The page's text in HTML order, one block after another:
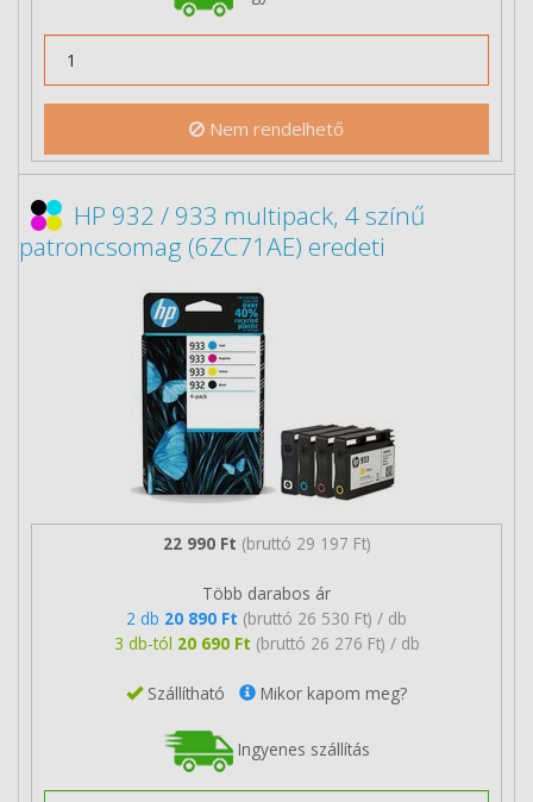
Nem rendelhető
HP 932 / 933 multipack, 4 színű
patroncsomag (6ZC71AE) eredeti
22 990 Ft (bruttó 29 197 Ft)
Több darabos ár
2 db 20 890 Ft (bruttó 26 530 Ft) / db
3 db-tól 20 690 Ft (bruttó 26 276 Ft) / db
Szállítható Mikor kapom meg?
Ingyenes szállítás